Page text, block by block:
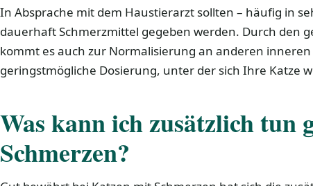
In Absprache mit dem Haustierarzt sollten – häufig in
dauerhaft Schmerzmittel gegeben werden. Durch den
kommt es auch zur Normalisierung an anderen
geringstmögliche Dosierung, unter der sich Ihre Katze
Was kann ich zusätzlich tun
Schmerzen?